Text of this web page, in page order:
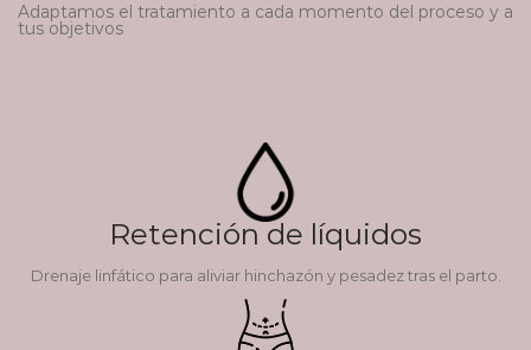
Adaptamos el tratamiento a cada momento del proceso y a
tus objetivos
Retención de líquidos
Drenaje linfático para aliviar hinchazón y pesadez tras el parto.